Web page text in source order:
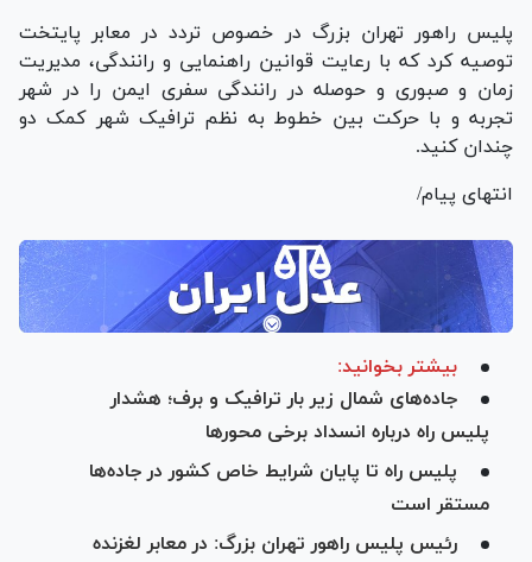
پلیس راهور تهران بزرگ در خصوص تردد در معابر پایتخت
توصیه کرد که با رعایت قوانین راهنمایی و رانندگی، مدیریت
زمان و صبوری و حوصله در رانندگی سفری ایمن را در شهر
تجربه و با حرکت بین خطوط به نظم ترافیک شهر کمک دو
چندان کنید.
انتهای پیام/
بیشتر بخوانید:
جاده‌های شمال زیر بار ترافیک و برف؛ هشدار
پلیس راه درباره انسداد برخی محورها
پلیس راه تا پایان شرایط خاص کشور در جاده‌ها
مستقر است
رئیس پلیس راهور تهران بزرگ: در معابر لغزنده